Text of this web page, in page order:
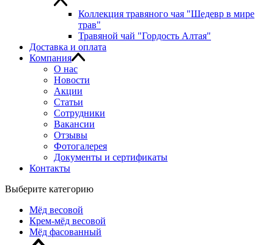
Коллекция травяного чая "Шедевр в мире
трав"
Травяной чай "Гордость Алтая"
Доставка и оплата
Компания
О нас
Новости
Акции
Статьи
Сотрудники
Вакансии
Отзывы
Фотогалерея
Документы и сертификаты
Контакты
Выберите категорию
Мёд весовой
Крем-мёд весовой
Мёд фасованный